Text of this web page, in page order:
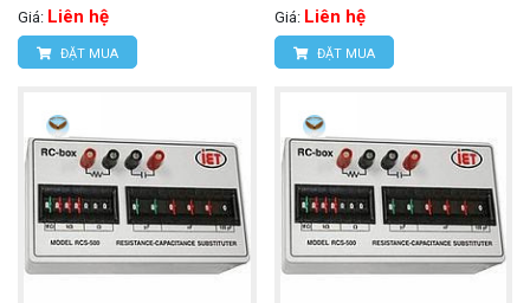
Giá: Liên hệ
ĐẶT MUA
Giá: Liên hệ
ĐẶT MUA